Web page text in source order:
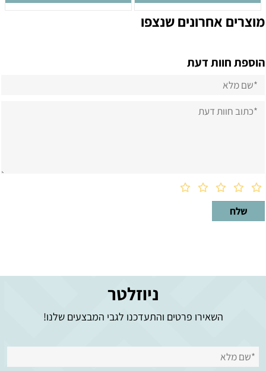
מוצרים אחרונים שנצפו
הוספת חוות דעת
ניוזלטר
השאירו פרטים והתעדכנו לגבי המבצעים שלנו!